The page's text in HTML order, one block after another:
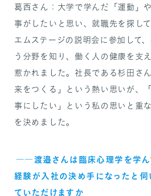
葛西さん：大学で学んだ「運動」
事がしたいと思い、就職先を探し
エムステージの説明会に参加して
う分野を知り、働く人の健康を支
惹かれました。社長である杉田さ
来をつくる」という熱い思いが、
事にしたい」という私の思いと重
を決めました。
――渡邉さんは臨床心理学を学ん
経験が入社の決め手になったと
ていただけますか